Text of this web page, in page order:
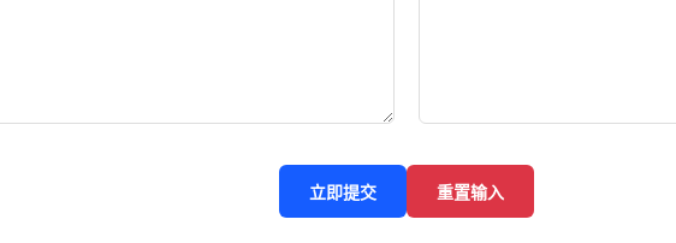
立即提交 重置输入